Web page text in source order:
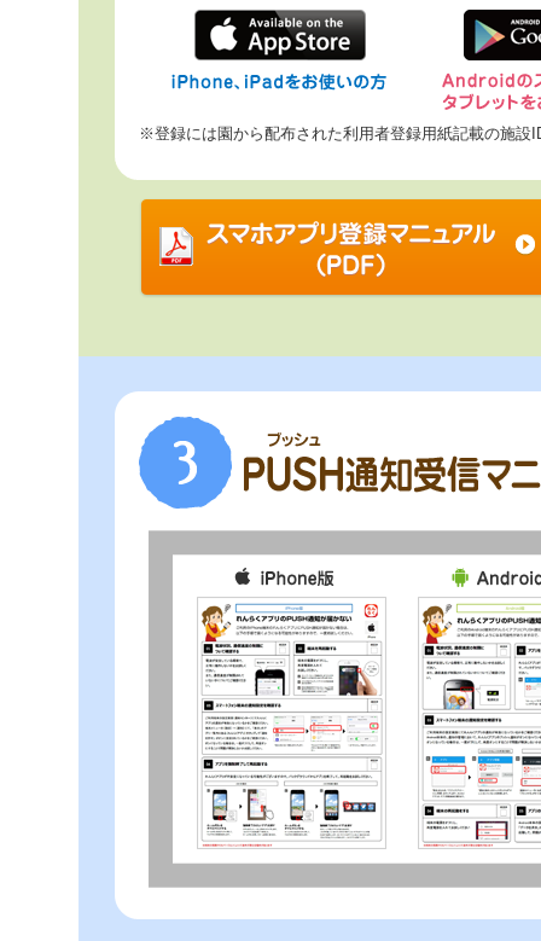
※登録には園から配布された利用者登録用紙記載の施設